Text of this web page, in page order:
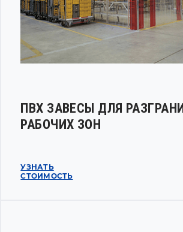
ПВХ ЗАВЕСЫ ДЛЯ
РАБОЧИХ ЗОН
УЗНАТЬ
СТОИМОСТЬ